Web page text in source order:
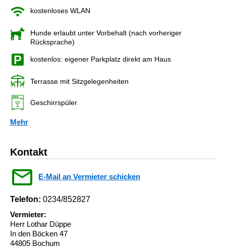
kostenloses WLAN
Hunde erlaubt unter Vorbehalt (nach vorheriger
Rücksprache)
kostenlos: eigener Parkplatz direkt am Haus
Terrasse mit Sitzgelegenheiten
Geschirrspüler
Mehr
Kontakt
E-Mail an Vermieter schicken
Telefon: 0234/852827
Vermieter:
Herr Lothar Düppe
In den Böcken 47
44805 Bochum